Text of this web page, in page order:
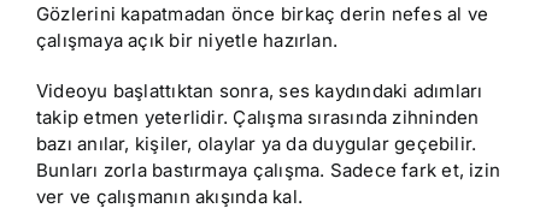
Gözlerini kapatmadan önce birkaç derin nefes al ve
çalışmaya açık bir niyetle hazırlan.
Videoyu başlattıktan sonra, ses kaydındaki adımları
takip etmen yeterlidir. Çalışma sırasında zihninden
bazı anılar, kişiler, olaylar ya da duygular geçebilir.
Bunları zorla bastırmaya çalışma. Sadece fark et, izin
ver ve çalışmanın akışında kal.